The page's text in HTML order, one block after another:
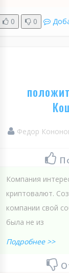
0 0
Федор
Компания
криптовалют.
компании свой
была не из
Подробнее >>